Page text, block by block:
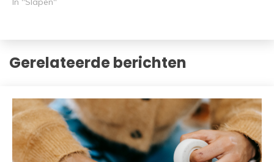
Gerelateerde berichten